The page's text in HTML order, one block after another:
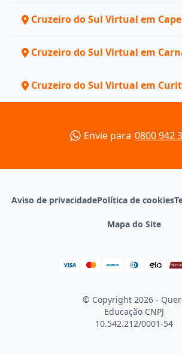
Cruzeiro do Sul Virtual em
Cruzeiro do Sul Virtual em
Cruzeiro do Sul Virtual em
Envie para 0800 942
Aviso de privacidadePolítica de cookies
Mapa do Site
© Copyright 2026 -
Educação CNPJ
10.542.212/0001-54